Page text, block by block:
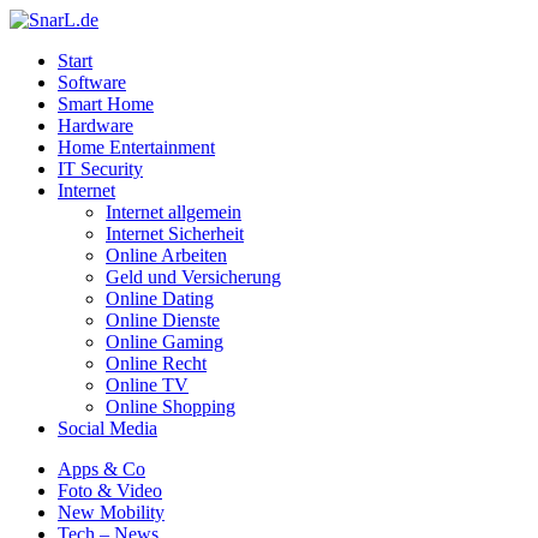
Start
Software
Smart Home
Hardware
Home Entertainment
IT Security
Internet
Internet allgemein
Internet Sicherheit
Online Arbeiten
Geld und Versicherung
Online Dating
Online Dienste
Online Gaming
Online Recht
Online TV
Online Shopping
Social Media
Apps & Co
Foto & Video
New Mobility
Tech – News